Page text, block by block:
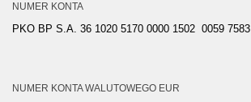
NUMER KONTA
PKO BP S.A. 36 1020 5170 0000 1502 0059 7583
NUMER KONTA WALUTOWEGO EUR